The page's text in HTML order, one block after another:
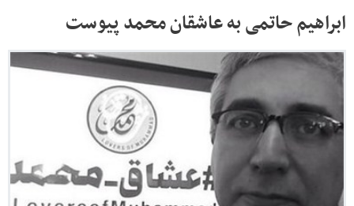
ابراهیم حاتمی به عاشقان محمد پیوست